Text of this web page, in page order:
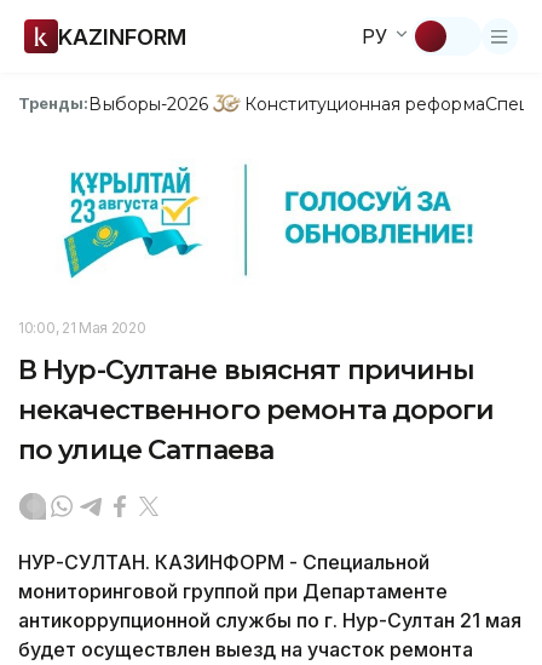
KAZINFORM РУ
Тренды:Выборы-2026 Конституционная реформа
10:00, 21 Мая 2020
В Нур-Султане выяснят причины
некачественного ремонта дороги
по улице Сатпаева
НУР-СУЛТАН. КАЗИНФОРМ - Специальной
мониторинговой группой при Департаменте
антикоррупционной службы по г. Нур-Султан 21 мая
будет осуществлен выезд на участок ремонта